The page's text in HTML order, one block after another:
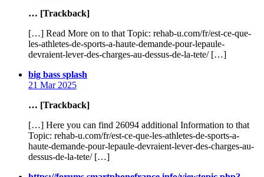
… [Trackback]
[…] Read More on to that Topic: rehab-u.com/fr/est-ce-que-
les-athletes-de-sports-a-haute-demande-pour-lepaule-
devraient-lever-des-charges-au-dessus-de-la-tete/ […]
big bass splash
21 Mar 2025
… [Trackback]
[…] Here you can find 26094 additional Information to that
Topic: rehab-u.com/fr/est-ce-que-les-athletes-de-sports-a-
haute-demande-pour-lepaule-devraient-lever-des-charges-au-
dessus-de-la-tete/ […]